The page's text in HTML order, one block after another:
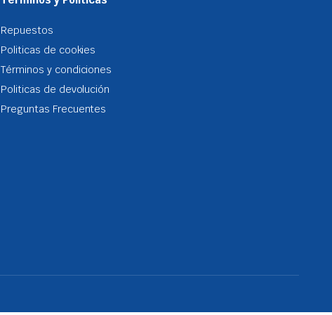
Repuestos
Politicas de cookies
Términos y condiciones
Politicas de devolución
Preguntas Frecuentes